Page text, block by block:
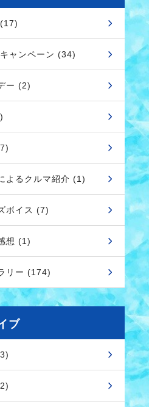
ャンペーン (34)
ー (2)
よるクルマ紹介 (1)
ボイス (7)
想 (1)
リー (174)
ブ